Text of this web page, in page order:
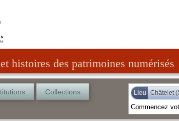
histoires des patrimoines numérisés
Collections Lieu Châtelet